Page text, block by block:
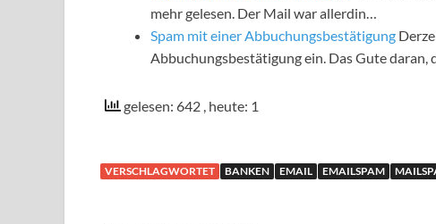
mehr gelesen. Der Mail war allerdin…
Spam mit einer Abbuchungsbestätigung
Abbuchungsbestätigung ein. Das Gute daran,
gelesen: 642 , heute: 1
VERSCHLAGWORTET BANKEN EMAIL EMAILSPAM